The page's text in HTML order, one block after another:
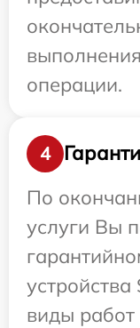
операции.
4
По
услуги Вы
виды работ